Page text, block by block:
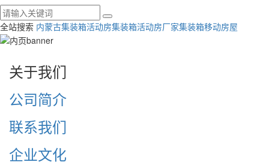
全站搜索 内蒙古集装箱活动房集装箱活动房厂家集装箱移动房屋
关于我们
公司简介
联系我们
企业文化